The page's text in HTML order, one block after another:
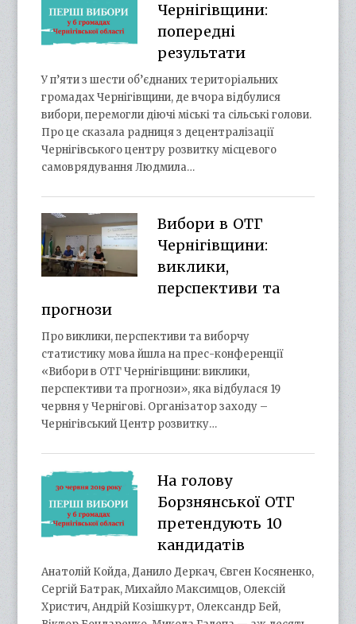
Чернігівщини:
попередні
результати
У п’яти з шести об’єднаних територіальних
громадах Чернігівщини, де вчора відбулися
вибори, перемогли діючі міські та сільські голови.
Про це сказала радниця з децентралізації
Чернігівського центру розвитку місцевого
самоврядування Людмила…
Вибори в ОТГ
Чернігівщини:
виклики,
перспективи та
прогнози
Про виклики, перспективи та виборчу
статистику мова йшла на прес-конференції
«Вибори в ОТГ Чернігівщини: виклики,
перспективи та прогнози», яка відбулася 19
червня у Чернігові. Організатор заходу –
Чернігівський Центр розвитку…
На голову
Борзнянської ОТГ
претендують 10
кандидатів
Анатолій Койда, Данило Деркач, Євген Косяненко,
Сергій Батрак, Михайло Максимцов, Олексій
Христич, Андрій Козішкурт, Олександр Бей,